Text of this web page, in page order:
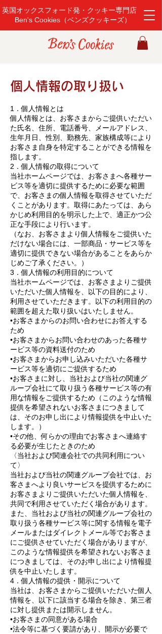
英国オックスフォード発・クッキー専門店
Ben's Cookies（ベンズクッキーズ）
個人情報の取り扱い
1．個人情報とは
個人情報とは、お客さまからご提供いただい
た氏名、住所、電話番号、メールアドレス、
生年月日、性別、勤務先、家族構成等により
お客さま自身を特定することができる情報を
指します。
2．個人情報の取得について
当社ホームページでは、お客さまへ各種サー
ビス等を適切に提供するために必要な範囲
で、お客さまの個人情報を取得させていただ
くことがあります。取得にあたっては、あら
かじめ利用目的を明示した上で、適正かつ公
正な手段により行います。
（なお、お客さまより個人情報をご提供いた
だけない場合には、一部商品・サービス等を
適切に提供できない場合があることをあらか
じめご了承ください。）
3．個人情報の利用目的について
当社ホームページでは、お客さまよりご提供
いただいた個人情報を、以下の目的により、
利用させていただきます。以下の利用目的の
範囲を超えた取り扱いはいたしません。
•お客さまからのお問い合わせにお答えする
ため
•お客さまからお問い合わせのあった各種サ
ービス等の資料送付のため
•お客さまからお申し込みいただいた各種サ
ービス等を適切にご提供するため
•お客さまに対し、当社および当社の関連グ
ループ会社にて取り扱う各種サービス等の有
用な情報をご提供するため（このような情報
提供を希望されないお客さまにつきまして
は、そのお申し出により情報提供を中止いた
します。）
•その他、何らかの理由でお客さまへ連絡す
る必要が生じたときのため
〈当社および関連会社での共同利用につい
て〉
当社および当社の関連グループ会社では、お
客さまへより良いサービスを提供するために
お客さまよりご提供いただいた個人情報を、
共同で利用させていただく場合があります。
また、当社および当社の関連グループ会社の
取り扱う各種サービス等に関する情報を電子
メールまたはダイレクトメール等でお客さま
にご提供させていただく場合がありますが、
このような情報提供を希望されないお客さま
につきましては、そのお申し出により情報提
供を中止いたします。
4．個人情報の提供・開示について
当社は、お客さまからご提供いただいた個人
情報を、以下に該当する場合を除き、第三者
に対し提供または開示しません。
•お客さまの同意がある場合
•法令等に基づく要請があり、開示が必要で